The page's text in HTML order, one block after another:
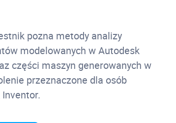
pozna metody analizy
modelowanych w Autodesk
części maszyn generowanych w
przeznaczone dla osób